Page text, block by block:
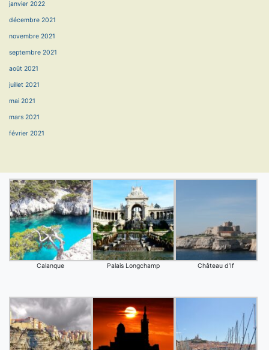
janvier 2022
décembre 2021
novembre 2021
septembre 2021
août 2021
juillet 2021
mai 2021
mars 2021
février 2021
Calanque Palais Longchamp Château d’If